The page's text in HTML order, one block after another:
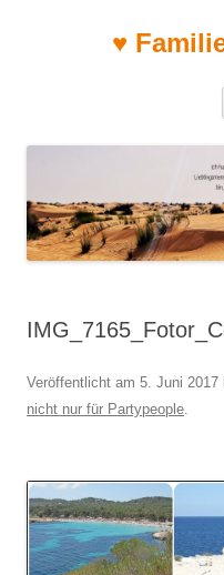
♥
Veröffentlicht am 5. Juni 2017
nicht nur für Partypeople.